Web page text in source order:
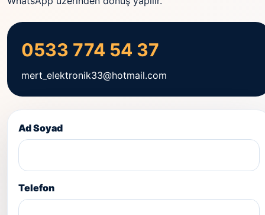
0533 774 54 37
mert_elektronik33@hotmail.com
Ad Soyad
Telefon